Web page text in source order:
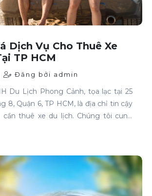
Dịch Vụ Cho Thuê Xe
TP HCM
Đăng bởi admin
Du Lịch Phong Cảnh, tọa lạc tại 25
8, Quận 6, TP HCM, là địa chỉ tin cậy
cần thuê xe du lịch. Chúng tôi cung